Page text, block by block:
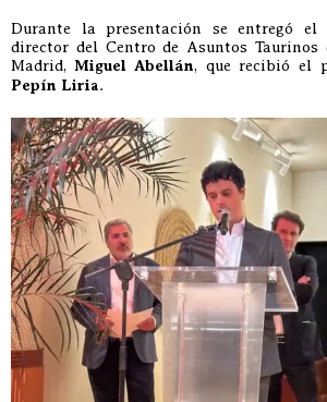
Durante la presentación se entregó
director del Centro de Asuntos Taurinos
Madrid, Miguel Abellán, que recibió el
Pepín Liria.